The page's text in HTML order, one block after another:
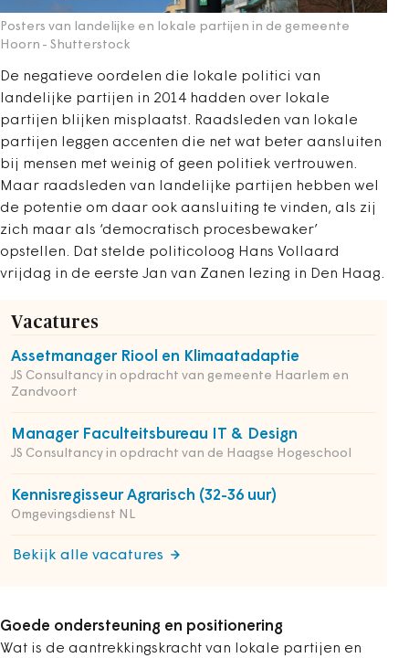
Posters van landelijke en lokale partijen in de gemeente
Hoorn - Shutterstock
De negatieve oordelen die lokale politici van
landelijke partijen in 2014 hadden over lokale
partijen blijken misplaatst. Raadsleden van lokale
partijen leggen accenten die net wat beter aansluiten
bij mensen met weinig of geen politiek vertrouwen.
Maar raadsleden van landelijke partijen hebben wel
de potentie om daar ook aansluiting te vinden, als zij
zich maar als ‘democratisch procesbewaker’
opstellen. Dat stelde politicoloog Hans Vollaard
vrijdag in de eerste Jan van Zanen lezing in Den Haag.
Vacatures
Assetmanager Riool en Klimaatadaptie
JS Consultancy in opdracht van gemeente Haarlem en
Zandvoort
Manager Faculteitsbureau IT & Design
JS Consultancy in opdracht van de Haagse Hogeschool
Kennisregisseur Agrarisch (32-36 uur)
Omgevingsdienst NL
Bekijk alle vacatures
Goede ondersteuning en positionering
Wat is de aantrekkingskracht van lokale partijen en